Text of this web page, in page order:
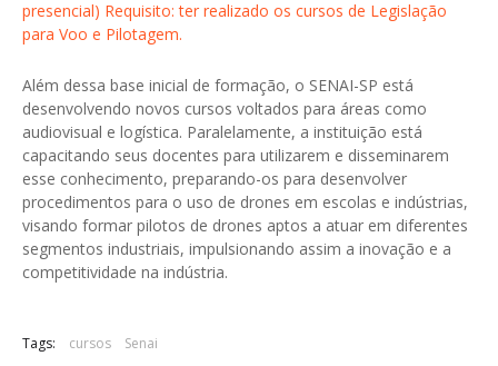
presencial) Requisito: ter realizado os cursos de Legislação
para Voo e Pilotagem.
Além dessa base inicial de formação, o SENAI-SP está
desenvolvendo novos cursos voltados para áreas como
audiovisual e logística. Paralelamente, a instituição está
capacitando seus docentes para utilizarem e disseminarem
esse conhecimento, preparando-os para desenvolver
procedimentos para o uso de drones em escolas e indústrias,
visando formar pilotos de drones aptos a atuar em diferentes
segmentos industriais, impulsionando assim a inovação e a
competitividade na indústria.
Tags: cursos Senai